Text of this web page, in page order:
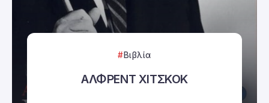
Βιβλία
ΑΛΦΡΕΝΤ ΧΙΤΣΚΟΚ